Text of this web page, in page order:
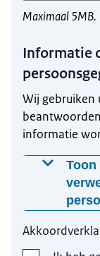
Maximaal 5MB.
Informatie
Wij gebruiken
informatie